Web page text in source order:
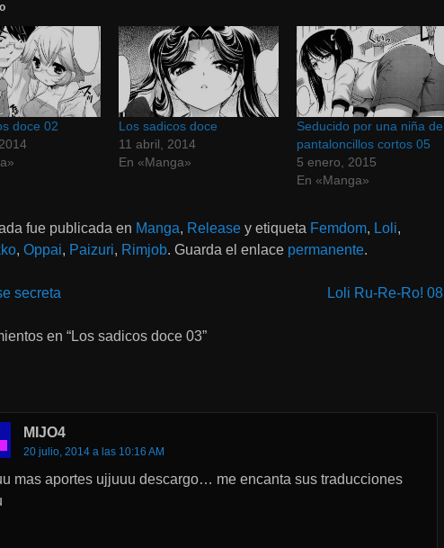
doce 02
Los sadicos doce
11 abril, 2014
En «Manga»
Seducido por una niña de
pantaloncillos cortos 05
5 enero, 2015
En «Manga»
fue publicada en Manga, Releasey etiqueta Femdom, Loli,
, Oppai, Paizuri, Rimjob. Guarda el enlace permanente.
secreta Loli Ru-Re-Ro! 08
en “Los sadicos doce 03”
MIJO4
20 julio, 2014 a las 10:16 AM
mas aportes ujjuuu descargo… me encanta sus traducciones